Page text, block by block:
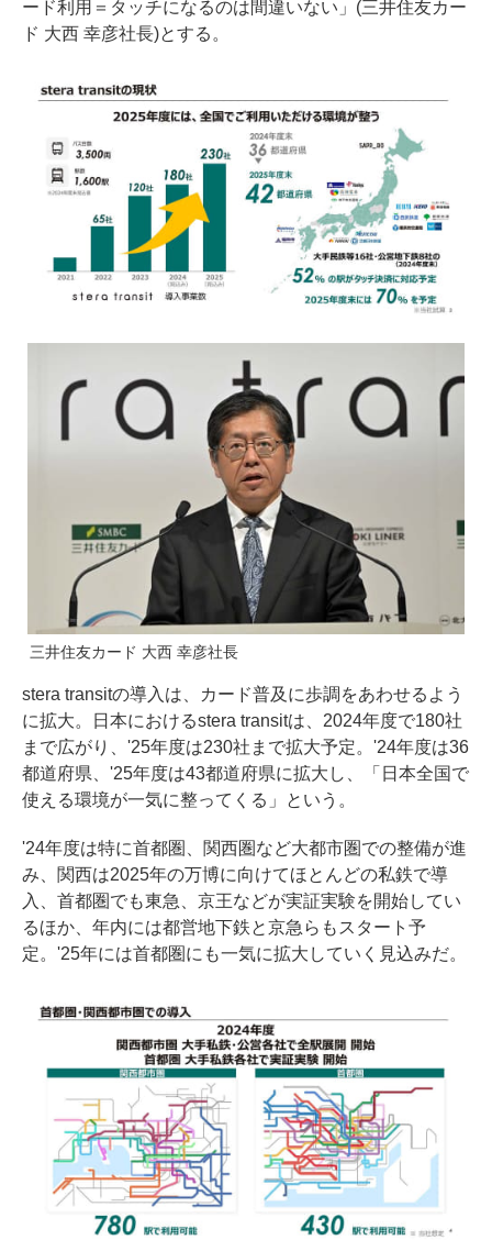
ード利用＝タッチになるのは間違いない」(三井住友カー
ド 大西 幸彦社長)とする。
三井住友カード 大西 幸彦社長
stera transitの導入は、カード普及に歩調をあわせるよう
に拡大。日本におけるstera transitは、2024年度で180社
まで広がり、'25年度は230社まで拡大予定。'24年度は36
都道府県、'25年度は43都道府県に拡大し、「日本全国で
使える環境が一気に整ってくる」という。
'24年度は特に首都圏、関西圏など大都市圏での整備が進
み、関西は2025年の万博に向けてほとんどの私鉄で導
入、首都圏でも東急、京王などが実証実験を開始してい
るほか、年内には都営地下鉄と京急らもスタート予
定。'25年には首都圏にも一気に拡大していく見込みだ。